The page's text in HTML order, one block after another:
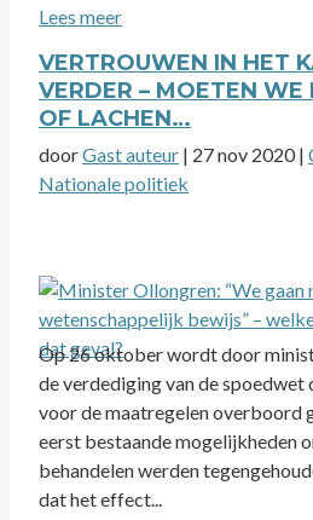
Lees meer
VERTROUWEN IN HET
VERDER – MOETEN WE
OF LACHEN…
doorGast auteur | 27 nov 2020|
Nationale politiek
Op 26 oktober wordt door
de verdediging van de spoedwet
voor de maatregelen overboord
eerst bestaande mogelijkheden
behandelen werden
dat het effect...